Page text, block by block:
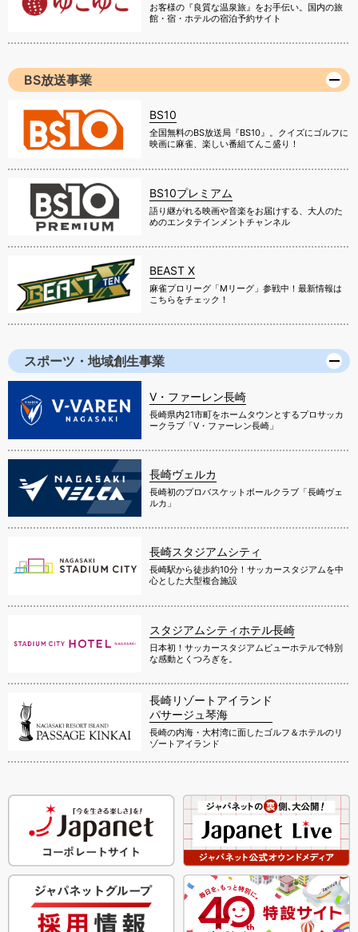
お客様の『良質な温泉旅』をお手伝い。国内の旅
館・宿・ホテルの宿泊予約サイト
BS放送事業
BS10
全国無料のBS放送局『BS10』。クイズにゴルフに
映画に麻雀、楽しい番組てんこ盛り！
BS10プレミアム
語り継がれる映画や音楽をお届けする、大人のた
めのエンタテインメントチャンネル
BEAST X
麻雀プロリーグ「Mリーグ」参戦中！最新情報は
こちらをチェック！
スポーツ・地域創生事業
V・ファーレン長崎
長崎県内21市町をホームタウンとするプロサッカ
ークラブ「V・ファーレン長崎」
長崎ヴェルカ
長崎初のプロバスケットボールクラブ「長崎ヴェ
ルカ」
長崎スタジアムシティ
長崎駅から徒歩約10分！サッカースタジアムを中
心とした大型複合施設
スタジアムシティホテル長崎
日本初！サッカースタジアムビューホテルで特別
な感動とくつろぎを。
長崎リゾートアイランド
パサージュ琴海
長崎の内海・大村湾に面したゴルフ＆ホテルのリ
ゾートアイランド